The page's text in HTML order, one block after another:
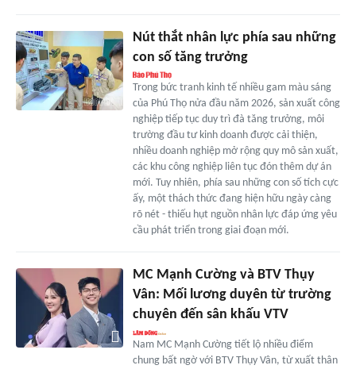
Nút thắt nhân lực phía sau những
con số tăng trưởng
Trong bức tranh kinh tế nhiều gam màu sáng
của Phú Thọ nửa đầu năm 2026, sản xuất công
nghiệp tiếp tục duy trì đà tăng trưởng, môi
trường đầu tư kinh doanh được cải thiện,
nhiều doanh nghiệp mở rộng quy mô sản xuất,
các khu công nghiệp liên tục đón thêm dự án
mới. Tuy nhiên, phía sau những con số tích cực
ấy, một thách thức đang hiện hữu ngày càng
rõ nét - thiếu hụt nguồn nhân lực đáp ứng yêu
cầu phát triển trong giai đoạn mới.
MC Mạnh Cường và BTV Thụy
Vân: Mối lương duyên từ trường
chuyên đến sân khấu VTV
Nam MC Mạnh Cường tiết lộ nhiều điểm
chung bất ngờ với BTV Thụy Vân, từ xuất thân